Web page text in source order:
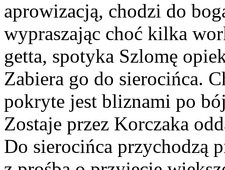
aprowizacją, chodzi do
wypraszając choć kilka
getta, spotyka Szlomę
Zabiera go do sierocińca.
pokryte jest bliznami po
Zostaje przez Korczaka
Do sierocińca przychodzą